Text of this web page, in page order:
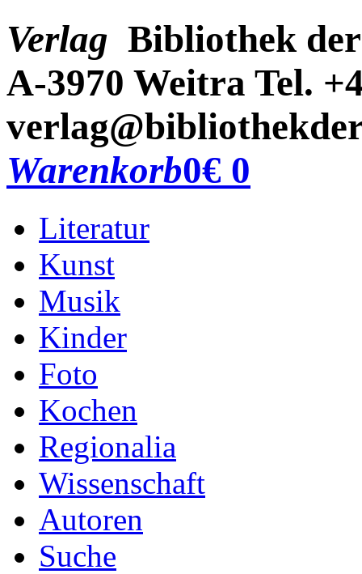
Verlag Bibliothek
A-3970 Weitra Tel.
Warenkorb0€ 0
Literatur
Kunst
Musik
Kinder
Foto
Kochen
Regionalia
Wissenschaft
Autoren
Suche